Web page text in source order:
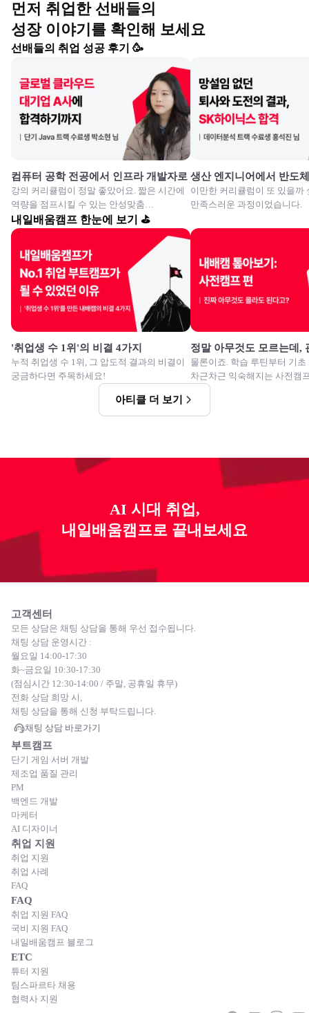
먼저 취업한 선배들의
성장 이야기를 확인해 보세요
선배들의 취업 성공 후기 🥳
컴퓨터 공학 전공에서 인프라 개발자로
강의 커리큘럼이 정말 좋았어요. 짧은 시간에
역량을 점프시킬 수 있는 안성맞춤
교육이였습니다.
생산 엔지니어에서 반도
이만한 커리큘럼이 또 있을까
만족스러운 과정이었습니다.
내일배움캠프 한눈에 보기 ⛳
'취업생 수 1위'의 비결 4가지
누적 취업생 수 1위, 그 압도적 결과의 비결이
궁금하다면 주목하세요!
정말 아무것도 모르는데,
물론이죠. 학습 루틴부터 기초
차근차근 익숙해지는 사전캠
아티클 더 보기
AI 시대 취업,
내일배움캠프로 끝내보세요
고객센터
모든 상담은 채팅 상담을 통해 우선 접수됩니다.
채팅 상담 운영시간 :
월요일 14:00-17:30
화~금요일 10:30-17:30
(점심시간 12:30-14:00 / 주말, 공휴일 휴무)
전화 상담 희망 시,
채팅 상담을 통해 신청 부탁드립니다.
채팅 상담 바로가기
부트캠프
단기 게임 서버 개발
제조업 품질 관리
PM
백엔드 개발
마케터
AI 디자이너
취업 지원
취업 지원
취업 사례
FAQ
FAQ
취업 지원 FAQ
국비 지원 FAQ
내일배움캠프 블로그
ETC
튜터 지원
팀스파르타 채용
협력사 지원